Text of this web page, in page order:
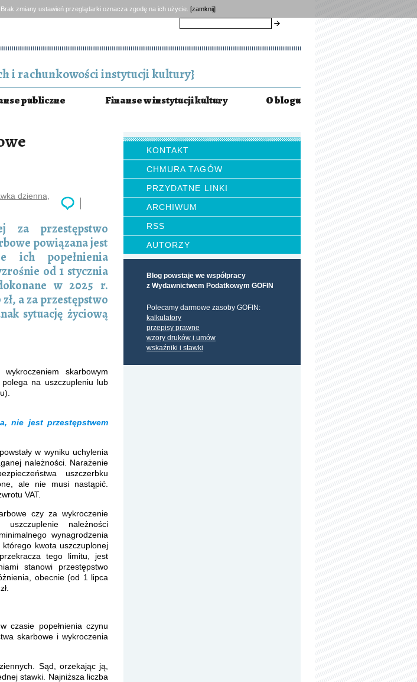
zmiany ustawień przeglądarki oznacza zgodę na ich użycie. [zamknij]
i rachunkowości instytucji kultury}
publiczne Finanse w instytucji kultury O blogu
KONTAKT
CHMURA TAGÓW
PRZYDATNE LINKI
ARCHIWUM
RSS
AUTORZY
Blog powstaje we współpracy
z Wydawnictwem Podatkowym GOFIN
Polecamy darmowe zasoby GOFIN:
kalkulatory
przepisy prawne
wzory druków i umów
wskaźniki i stawki
dzienna
za przestępstwo
powiązana jest
ich popełnienia
od 1 stycznia
w 2025 r.
a za przestępstwo
sytuację życiową
skarbowym
na uszczupleniu lub
nie jest przestępstwem
w wyniku uchylenia
należności. Narażenie
uszczerbku
ale nie musi nastąpić.
VAT.
czy za wykroczenie
należności
wynagrodzenia
kwota uszczuplonej
tego limitu, jest
stanowi przestępstwo
obecnie (od 1 lipca
czasie popełnienia czynu
skarbowe i wykroczenia
Sąd, orzekając ją,
stawki. Najniższa liczba